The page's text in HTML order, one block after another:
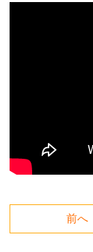
前へ